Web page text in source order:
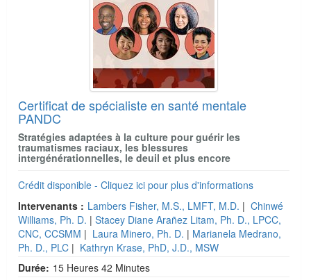
Certificat de spécialiste en santé mentale
PANDC
Stratégies adaptées à la culture pour guérir les
traumatismes raciaux, les blessures
intergénérationnelles, le deuil et plus encore
Crédit disponible - Cliquez ici pour plus d'informations
Intervenants : Lambers Fisher, M.S., LMFT, M.D. | Chinwé
Williams, Ph. D. | Stacey Diane Arañez Litam, Ph. D., LPCC,
CNC, CCSMM | Laura Minero, Ph. D. | Marianela Medrano,
Ph. D., PLC | Kathryn Krase, PhD, J.D., MSW
Durée: 15 Heures 42 Minutes